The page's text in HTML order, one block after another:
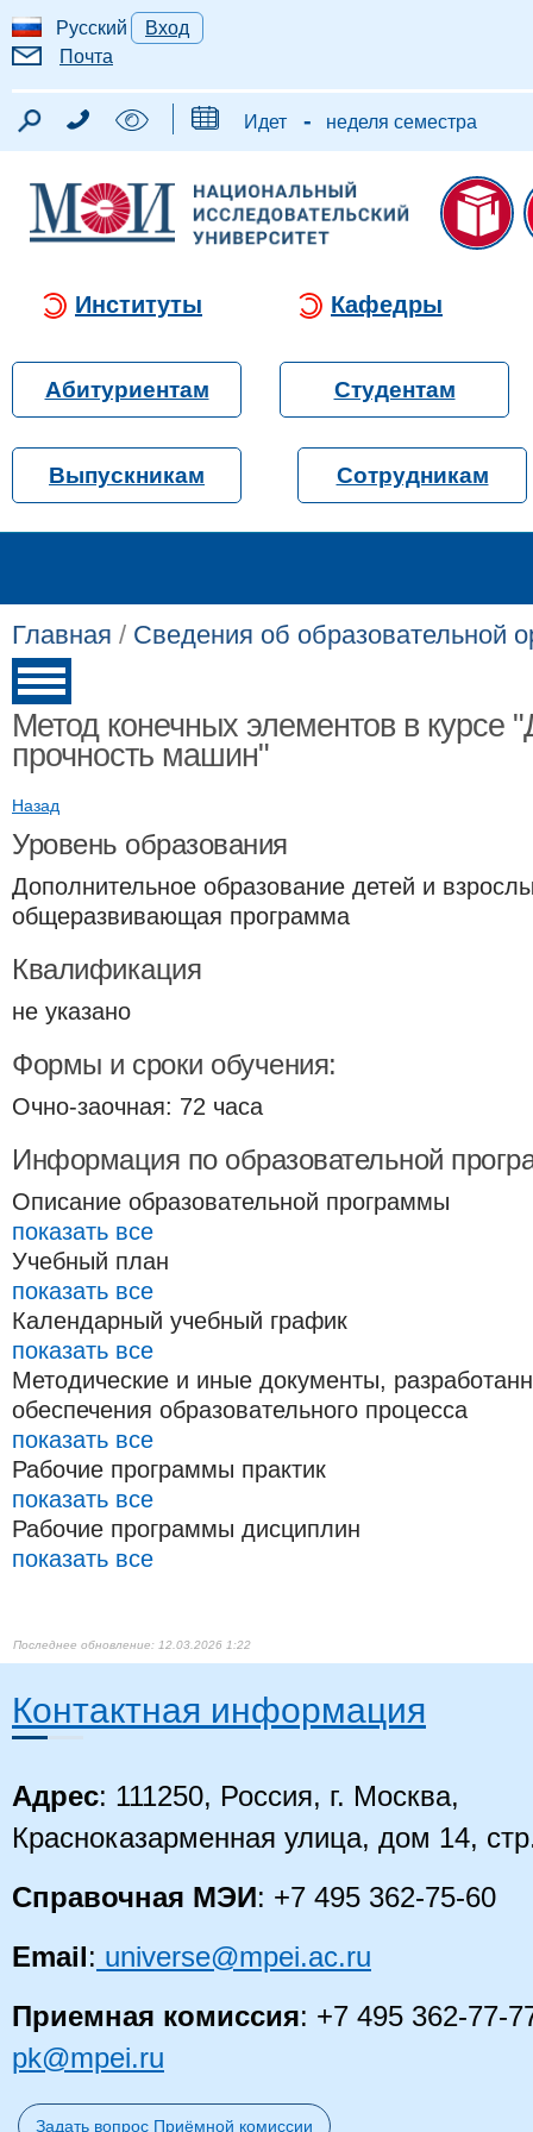
Русский
Вход
Почта
Идет - неделя семестра
Институты Кафедры
Абитуриентам Студентам
Выпускникам Сотрудникам
Главная / Сведения об образовательной
Метод конечных элементов в курсе
прочность машин"
Назад
Уровень образования
Дополнительное образование детей и
общеразвивающая программа
Квалификация
не указано
Формы и сроки обучения:
Очно-заочная: 72 часа
Информация по образовательной
Описание образовательной программы
показать все
Учебный план
показать все
Календарный учебный график
показать все
Методические и иные документы,
обеспечения образовательного процесса
показать все
Рабочие программы практик
показать все
Рабочие программы дисциплин
показать все
12.03.2026 1:22
Контактная информация
Адрес: 111250, Россия, г. Москва,
Красноказарменная улица, дом 14,
Справочная МЭИ: +7 495 362-75-60
Email: universe@mpei.ac.ru
Приемная комиссия: +7 495 362-77-
pk@mpei.ru
Задать вопрос Приёмной комиссии